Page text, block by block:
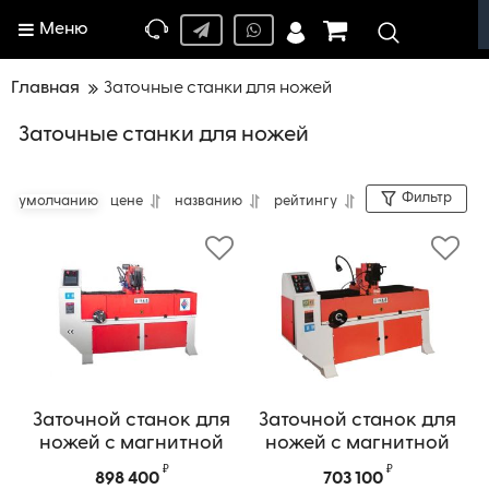
Меню
Главная Заточные станки для ножей
Заточные станки для ножей
умолчанию цене названию рейтингу Фильтр
Заточной станок для
ножей с магнитной
плитой WEIZHIHAO
898 400
₽
Заточной станок для
ножей с магнитной
плитой WEIZHIHAO
703 100
₽